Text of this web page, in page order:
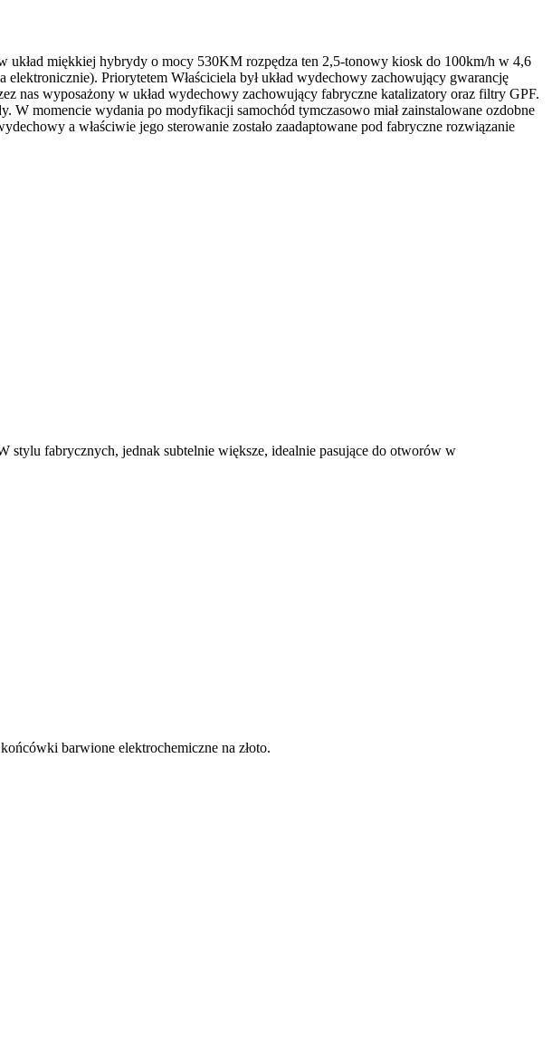
miękkiej hybrydy o mocy 530KM rozpędza ten 2,5-tonowy kiosk do 100km/h w 4,6
Priorytetem Właściciela był układ wydechowy zachowujący gwarancję
nas wyposażony w układ wydechowy zachowujący fabryczne katalizatory oraz filtry GPF.
W momencie wydania po modyfikacji samochód tymczasowo miał zainstalowane ozdobne
a właściwie jego sterowanie zostało zaadaptowane pod fabryczne rozwiązanie
stylu fabrycznych, jednak subtelnie większe, idealnie pasujące do otworów w
barwione elektrochemiczne na złoto.